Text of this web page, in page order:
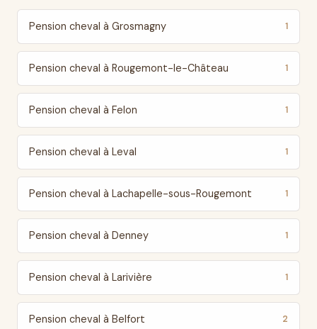
Pension cheval à Grosmagny 1
Pension cheval à Rougemont-le-Château 1
Pension cheval à Felon 1
Pension cheval à Leval 1
Pension cheval à Lachapelle-sous-Rougemont 1
Pension cheval à Denney 1
Pension cheval à Larivière 1
Pension cheval à Belfort 2